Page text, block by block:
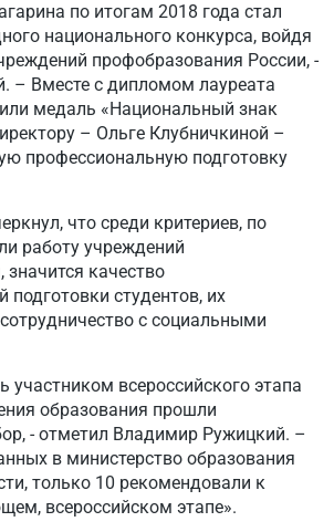
по итогам 2018 года стал
национального конкурса, войдя
профобразования России, -
– Вместе с дипломом лауреата
медаль «Национальный знак
– Ольге Клубничкиной –
профессиональную подготовку
что среди критериев, по
работу учреждений
качество
подготовки студентов, их
с социальными
участником всероссийского этапа
образования прошли
- отметил Владимир Ружицкий. –
в министерство образования
только 10 рекомендовали к
всероссийском этапе».